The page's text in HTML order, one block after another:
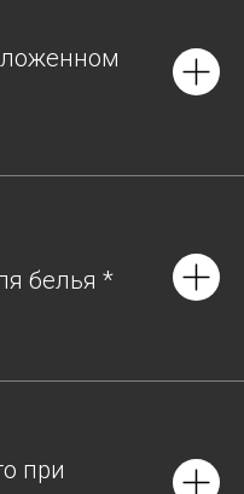
белья *
при